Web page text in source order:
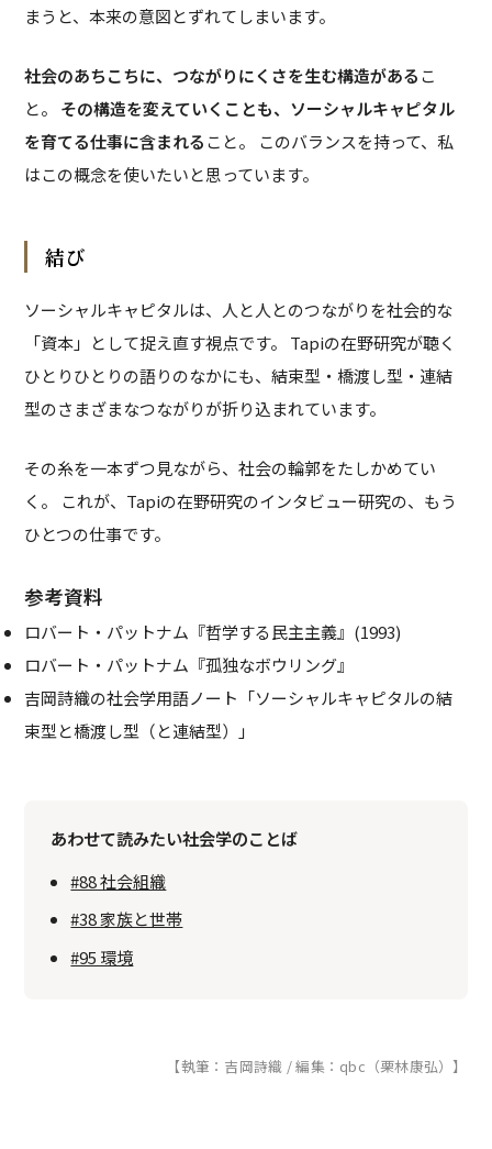
まうと、本来の意図とずれてしまいます。
社会のあちこちに、つながりにくさを生む構造があるこ
と。 その構造を変えていくことも、ソーシャルキャピタル
を育てる仕事に含まれること。 このバランスを持って、私
はこの概念を使いたいと思っています。
結び
ソーシャルキャピタルは、人と人とのつながりを社会的な
「資本」として捉え直す視点です。 Tapiの在野研究が聴く
ひとりひとりの語りのなかにも、結束型・橋渡し型・連結
型のさまざまなつながりが折り込まれています。
その糸を一本ずつ見ながら、社会の輪郭をたしかめてい
く。 これが、Tapiの在野研究のインタビュー研究の、もう
ひとつの仕事です。
参考資料
ロバート・パットナム『哲学する民主主義』(1993)
ロバート・パットナム『孤独なボウリング』
吉岡詩織の社会学用語ノート「ソーシャルキャピタルの結
束型と橋渡し型（と連結型）」
あわせて読みたい社会学のことば
#88 社会組織
#38 家族と世帯
#95 環境
【執筆：吉岡詩織 / 編集：qbc（栗林康弘）】